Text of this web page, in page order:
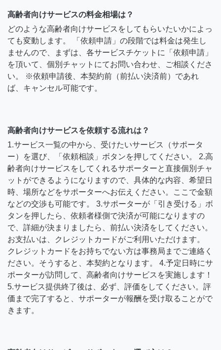
高齢者向けサービスの料金相場は？
どのような高齢者向けサービスをしてもらいたいかによっ
ても変動します。 「依頼申請」の段階では料金は発生し
ませんので、まずは、各サービスチケットに「依頼申請」
を頂いて、個別チャットにてお問い合わせ、ご相談くださ
い。 ※依頼申請後、本契約前（前払い決済前）であれ
ば、キャンセル可能です。
高齢者向けサービスを依頼する流れは？
1.サービス一覧の中から、受けたいサービス（サポータ
ー）を選び、「依頼相談」ボタンを押してください。 2.高
齢者向けサービスをしてくれるサポーターと直接個別チャ
ットができるようになりますので、具体的な内容、希望日
時、場所などをサポーターへお伝えください。ここで金額
などの交渉も可能です。 3.サポーターが「引き受ける」ボ
タンを押したら、依頼者様側で決済が可能になりますの
で、詳細が決まりましたら、前払い決済をしてください。
お支払いは、クレジットカードがご利用いただけます。
クレジットカードをお持ちでない方は事務局までご連絡く
ださい。そうすると、本契約となります。 4.予定日時にサ
ポーターが訪問して、高齢者向けサービスを実施します！
5.サービス提供終了後は、必ず、評価をしてください。評
価まで完了すると、サポーターが報酬を受け取ることがで
きます。